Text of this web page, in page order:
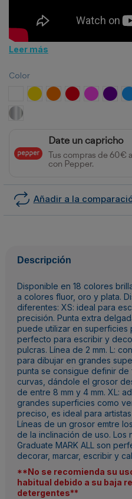
Leer más
Color
Blanco AmarilloNaranjaRojo Rosa Violeta
Plata
Date un capricho
Tus compras de 60€
con Pepper.
Añadir a la
Descripción
Disponible en 18 colores
a colores fluor, oro y plata.
diferentes: XS: ideal para
precisión. Punta extra
puede utilizar en superficies
perfecto para escribir y
pulcras. Línea de 2 mm. L:
para dibujar en grandes
punta se consigue definir de
curvas, dándole el grosor
de entre 8 mm y 4 mm. XL:
grandes superficies como
preciso, es ideal para
Líneas de un grosor emtre
de la inclinación de uso. Los
Graduate MARK ALL son
decorar, marcar, escribir y
**No se recomienda su
habitual debido a su baja
detergentes**